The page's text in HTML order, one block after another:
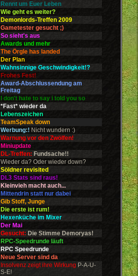
Rennt um Euer Leben
Wie geht es weiter?
Demonlords-Treffen 2009
Gametester gesucht ;)
So sieht's aus
Awards und mehr
The Örgle has landed
Der Plan
Wahnsinnige Geschwindigkeit!?
Frohes Fest!
Award-Abschlussendung am
Freitag
I don't hate to say i told you so
*Fast* wieder da
Lebenszeichen
TeamSpeak down
Werbung:! Nicht wundern :)
Warnung vor den Zwölfen!
Miniupdate
DL-Treffen: Fundsache!!
Wieder da? Oder wieder down?
Söldner revisited
DL3 Stats sind raus!
Kleinvieh macht auch...
Mittendrin statt nur dabei
Gib Stoff, Junge
Die erste ist rum!
Hexenküche im Mixer
Der Mai
Gesucht: Die Stimme Demoryas!
RPC-Speedrunde läuft
RPC Speedrunde
Neue Server sind da
Insolvenz zeigt ihre Wirkung P-A-U-
S-E!